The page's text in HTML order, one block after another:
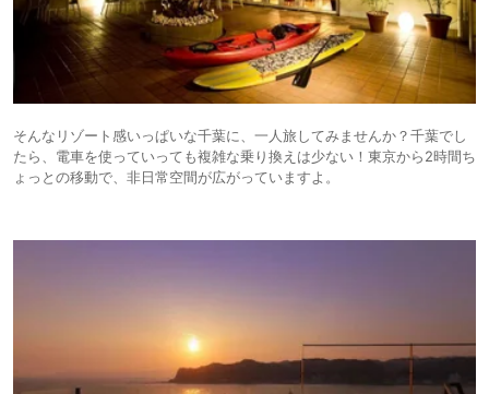
そんなリゾート感いっぱいな千葉に、一人旅してみませんか？千葉でし
たら、電車を使っていっても複雑な乗り換えは少ない！東京から2時間ち
ょっとの移動で、非日常空間が広がっていますよ。